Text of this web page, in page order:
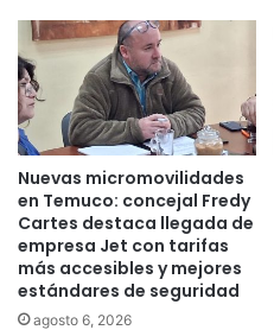
d
e
H
o
a
r
e
l
S
a
A
r
a
c
a
n
í
a
:
Nuevas micromovilidades
en Temuco: concejal Fredy
Cartes destaca llegada de
empresa Jet con tarifas
más accesibles y mejores
estándares de seguridad
agosto 6, 2026